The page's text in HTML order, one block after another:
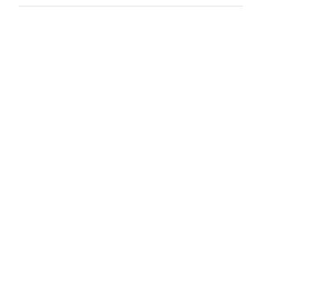
européenne